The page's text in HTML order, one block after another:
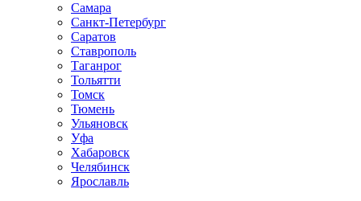
Самара
Санкт-Петербург
Саратов
Ставрополь
Таганрог
Тольятти
Томск
Тюмень
Ульяновск
Уфа
Хабаровск
Челябинск
Ярославль